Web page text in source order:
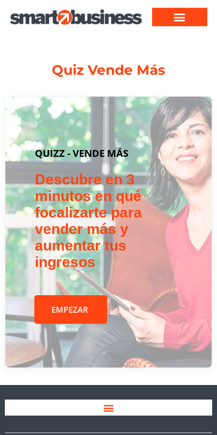
Quiz Vende Más
QUIZZ - VENDE MÁS
Descubre en 3
minutos en qué
focalizarte para
vender más y
aumentar tus
ingresos
EMPEZAR